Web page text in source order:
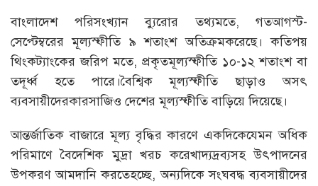
বাংলাদেশ পরিসংখ্যান ব্যুরোর তথ্যমতে, গতআগস্ট-
সেপ্টেম্বরের মূল্যস্ফীতি ৯ শতাংশ অতিক্রমকরেছে। কতিপয়
থিংকট্যাংকের জরিপ মতে, প্রকৃতমূল্যস্ফীতি ১০-১২ শতাংশ বা
তদূর্ধ্ব হতে পারে।বৈশ্বিক মূল্যস্ফীতি ছাড়াও অসৎ
ব্যবসায়ীদেরকারসাজিও দেশের মূল্যস্ফীতি বাড়িয়ে দিয়েছে।
আন্তর্জাতিক বাজারে মূল্য বৃদ্ধির কারণে একদিকেযেমন অধিক
পরিমাণে বৈদেশিক মুদ্রা খরচ করেখাদ্যদ্রব্যসহ উৎপাদনের
উপকরণ আমদানি করতেহচ্ছে, অন্যদিকে সংঘবদ্ধ ব্যবসায়ীদের